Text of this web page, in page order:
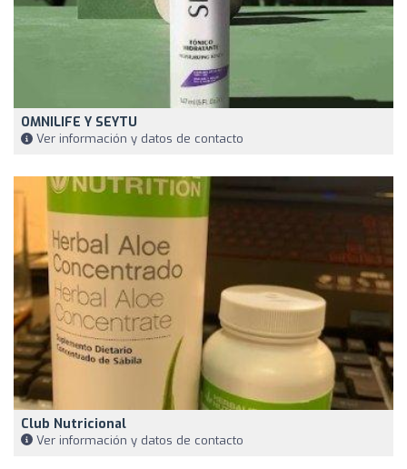
OMNILIFE Y SEYTU
Ver información y datos de contacto
Club Nutricional
Ver información y datos de contacto